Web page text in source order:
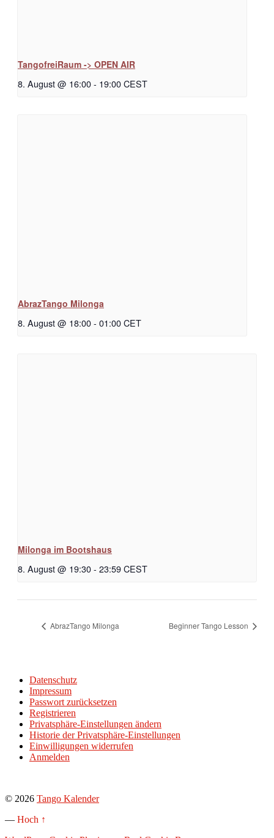
TangofreiRaum -> OPEN AIR
8. August @ 16:00- 19:00CEST
AbrazTango Milonga
8. August @ 18:00- 01:00CET
Milonga im Bootshaus
8. August @ 19:30- 23:59CEST
AbrazTango Milonga Beginner Tango Lesson
Datenschutz
Impressum
Passwort zurücksetzen
Registrieren
Privatsphäre-Einstellungen ändern
Historie der Privatsphäre-Einstellungen
Einwilligungen widerrufen
Anmelden
© 2026 Tango Kalender
— Hoch ↑